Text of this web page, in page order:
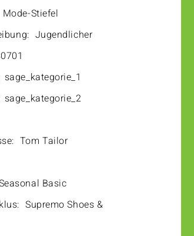
Mode-Stiefel
Jugendlicher
sage_kategorie_1
sage_kategorie_2
Tom Tailor
Basic
Supremo Shoes &